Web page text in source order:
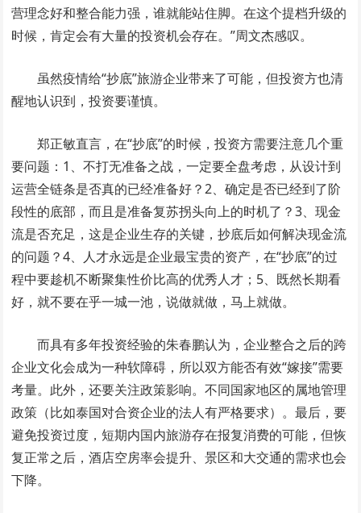
营理念好和整合能力强，谁就能站住脚。在这个提档升级的
时候，肯定会有大量的投资机会存在。”周文杰感叹。
虽然疫情给“抄底”旅游企业带来了可能，但投资方也清
醒地认识到，投资要谨慎。
郑正敏直言，在“抄底”的时候，投资方需要注意几个重
要问题：1、不打无准备之战，一定要全盘考虑，从设计到
运营全链条是否真的已经准备好？2、确定是否已经到了阶
段性的底部，而且是准备复苏拐头向上的时机了？3、现金
流是否充足，这是企业生存的关键，抄底后如何解决现金流
的问题？4、人才永远是企业最宝贵的资产，在“抄底”的过
程中要趁机不断聚集性价比高的优秀人才；5、既然长期看
好，就不要在乎一城一池，说做就做，马上就做。
而具有多年投资经验的朱春鹏认为，企业整合之后的跨
企业文化会成为一种软障碍，所以双方能否有效“嫁接”需要
考量。此外，还要关注政策影响。不同国家地区的属地管理
政策（比如泰国对合资企业的法人有严格要求）。最后，要
避免投资过度，短期内国内旅游存在报复消费的可能，但恢
复正常之后，酒店空房率会提升、景区和大交通的需求也会
下降。